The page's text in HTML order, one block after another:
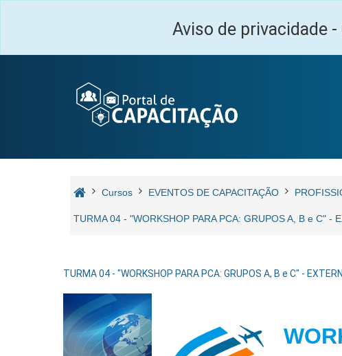
Aviso de privacidade
Cursos EVENTOS DE CAPACITAÇÃO
TURMA 04 - "WORKSHOP PARA PCA: GRUPOS A, B e C" -
TURMA 04 - "WORKSHOP PARA PCA: GRUPOS A, B e C" -